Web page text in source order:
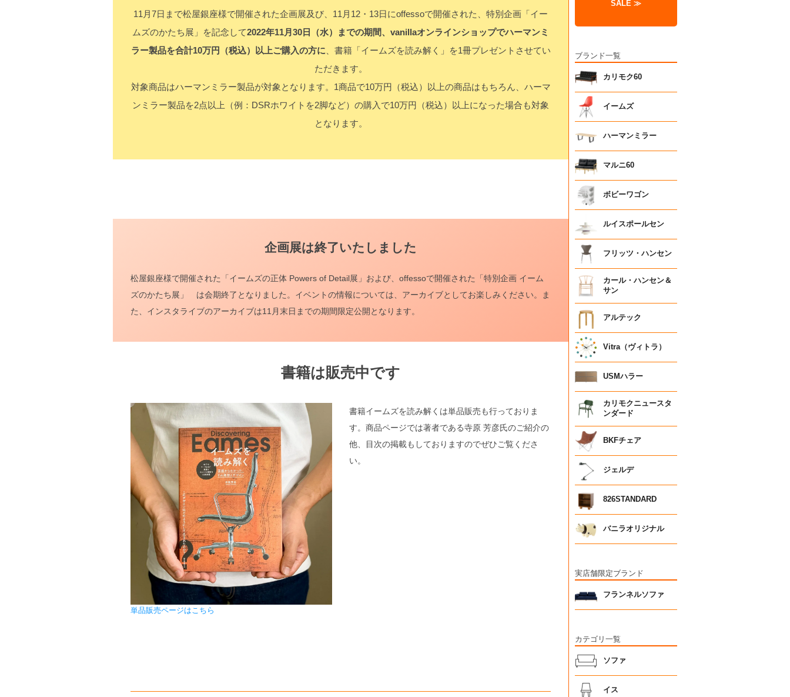
11月7日まで松屋銀座様で開催された企画展及び、11月12・13日にoffessoで開催された、特別企画「イー
ムズのかたち展」を記念して2022年11月30日（水）までの期間、vanillaオンラインショップでハーマンミ
ラー製品を合計10万円（税込）以上ご購入の方に 、書籍「イームズを読み解く」を1冊プレゼントさせてい
ただきます。
対象商品はハーマンミラー製品が対象となります。1商品で10万円（税込）以上の商品はもちろん、ハーマ
ンミラー製品を2点以上（例：DSRホワイトを2脚など）の購入で10万円（税込）以上になった場合も対象
となります。
企画展は終了いたしました
松屋銀座様で開催された「イームズの正体 Powers of Detail展」および、offessoで開催された「特別企画 イーム
ズのかたち展」 は会期終了となりました。イベントの情報については、アーカイブとしてお楽しみください。ま
た、インスタライブのアーカイブは11月末日までの期間限定公開となります。
書籍は販売中です
単品販売ページはこちら
書籍イームズを読み解くは単品販売も行っておりま
す。商品ページでは著者である寺原 芳彦氏のご紹介の
他、目次の掲載もしておりますのでぜひご覧くださ
い。
SALE ≫
ブランド一覧
カリモク60
イームズ
ハーマンミラー
マルニ60
ボビーワゴン
ルイスポールセン
フリッツ・ハンセン
カール・ハンセン＆
サン
アルテック
Vitra（ヴィトラ）
USMハラー
カリモクニュースタ
ンダード
BKFチェア
ジェルデ
826STANDARD
バニラオリジナル
実店舗限定ブランド
フランネルソファ
カテゴリ一覧
ソファ
イス